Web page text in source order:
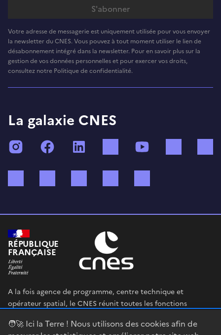
🧑‍🚀 Ici la Terre ! Nous utilisons des cookies afin de
Votre adresse de messagerie est uniquement utilisée pour vous envoyer
la newsletter du CNES. Vous pouvez à tout moment utiliser le lien de
désabonnement intégré dans la newsletter. Pour en savoir plus sur la
gestion de vos données personnelles et pour exercer vos droits,
consultez notre Politique de confidentialité.
La galaxie CNES
InstagramFacebook TikTok
RÉPUBLIQUE
FRANÇAISE
A la fois agence de programme, centre technique et
opérateur spatial, le CNES réunit toutes les fonctions
en œuvre sa stratégie spatiale.